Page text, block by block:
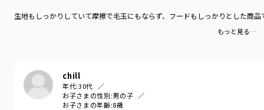
生地もしっかりしていて摩擦で毛玉にもならず、フードもしっかりとした商
もっと見る…
chill
年代:30代
お子さまの性別:男の子
お子さまの年齢:8歳